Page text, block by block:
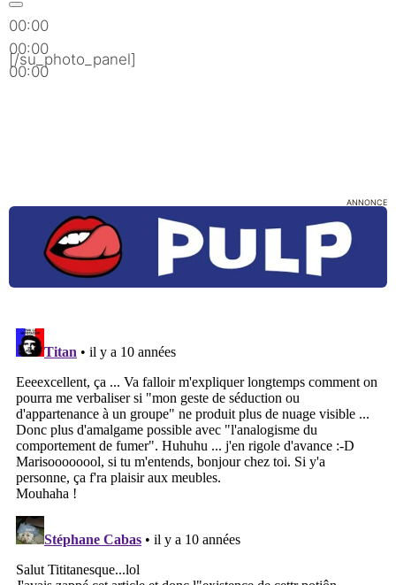
00:00
00:00
00:00
[/su_photo_panel]
ANNONCE